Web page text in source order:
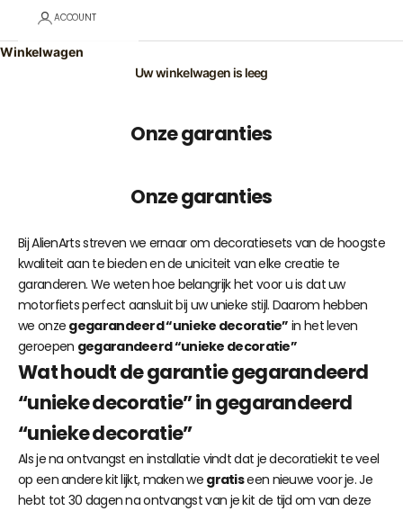
ACCOUNT
Winkelwagen
Uw winkelwagen is leeg
Onze garanties
Onze garanties
Bij AlienArts streven we ernaar om decoratiesets van de hoogste
kwaliteit aan te bieden en de uniciteit van elke creatie te
garanderen. We weten hoe belangrijk het voor u is dat uw
motorfiets perfect aansluit bij uw unieke stijl. Daarom hebben
we onze gegarandeerd “unieke decoratie” in het leven
geroepen gegarandeerd “unieke decoratie”
Wat houdt de garantie gegarandeerd
“unieke decoratie” in gegarandeerd
“unieke decoratie”
Als je na ontvangst en installatie vindt dat je decoratiekit te veel
op een andere kit lijkt, maken we gratiseen nieuwe voor je. Je
hebt tot 30 dagen na ontvangst van je kit de tijd om van deze